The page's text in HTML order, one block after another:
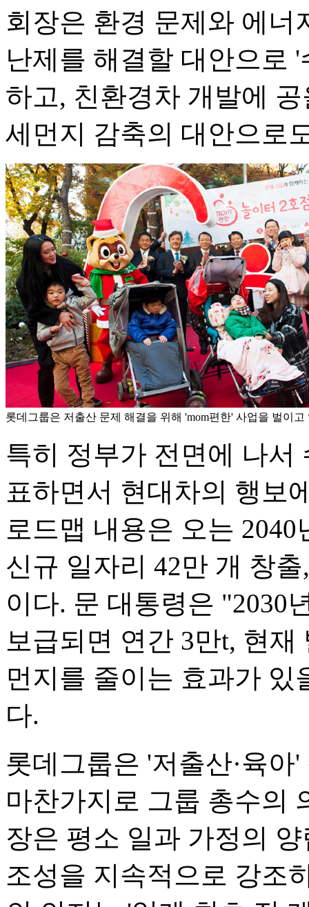
회장은 환경 문제와 에너
난제를 해결할 대안으로
하고, 친환경차 개발에
세먼지 감축의 대안으로
롯데그룹은 저출산 문제 해결을 위해 'mom편한' 사업을 벌이
특히 정부가 전면에 나서
표하면서 현대차의 행보
로드맵 내용은 오는
신규 일자리 42만 개 창
이다. 문 대통령은 "2030
보급되면 연간 3만t, 현
먼지를 줄이는 효과가
다.
롯데그룹은 '저출산·육
마찬가지로 그룹 총수의
장은 평소 일과 가정의
조성을 지속적으로 강조